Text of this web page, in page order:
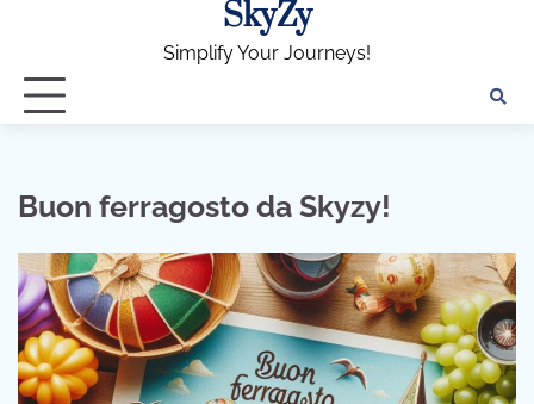
SkyZy
Simplify Your Journeys!
Buon ferragosto da Skyzy!